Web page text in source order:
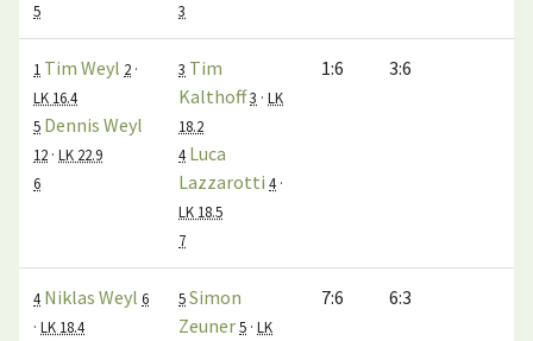
5
3
1 Tim Weyl 2 ·
LK 16.4
5 Dennis Weyl
12 · LK 22.9
6
3 Tim
Kalthoff3 · LK
18.2
4 Luca
Lazzarotti 4 ·
LK 18.5
7
1:6 3:6
4 Niklas Weyl 6
· LK 18.4
5Simon
Zeuner5 · LK
7:6 6:3